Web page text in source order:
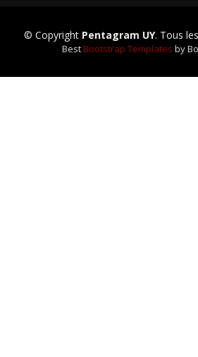
© Copyright Pentagram UY. Tous
Best Bootstrap Templates by